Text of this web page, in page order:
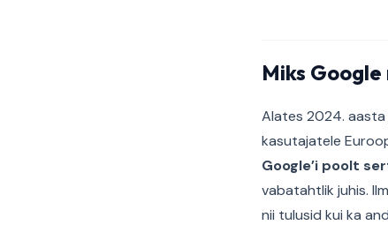
Miks
Alates 2024.
kasutajatele
Google’i poolt
vabatahtlik juhis.
nii tulusid kui ka